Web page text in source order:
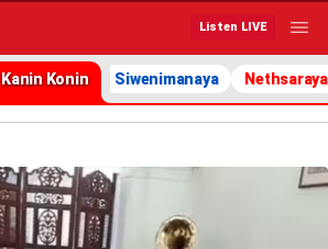
Listen LIVE
Kanin Konin Siwenimanaya Nethsaraya